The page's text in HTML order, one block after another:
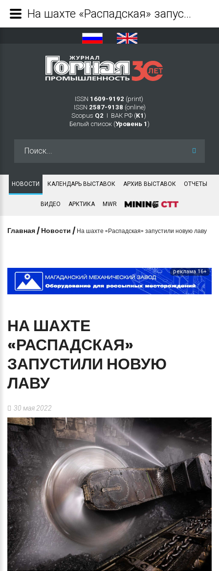
ISSN 1609-9192 (print)
ISSN 2587-9138 (online)
Scopus Q2 Ι ВАК РФ (K1 )
Белый список (Уровень 1 )
НОВОСТИ КАЛЕНДАРЬ ВЫСТАВОК АРХИВ ВЫСТАВОК ОТЧЕТЫ
ВИДЕО АРКТИКА MWR
Главная / Новости / На шахте «Распадская» запустили новую лаву
реклама 16+
НА ШАХТЕ
«РАСПАДСКАЯ»
ЗАПУСТИЛИ НОВУЮ
ЛАВУ
30 мая 2022
На шахте «Распадская» запустили новую лаву - Журнал Горная промышленность